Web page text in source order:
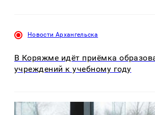
Новости Архангельска
В Коряжме идёт приёмка
учреждений к учебному году